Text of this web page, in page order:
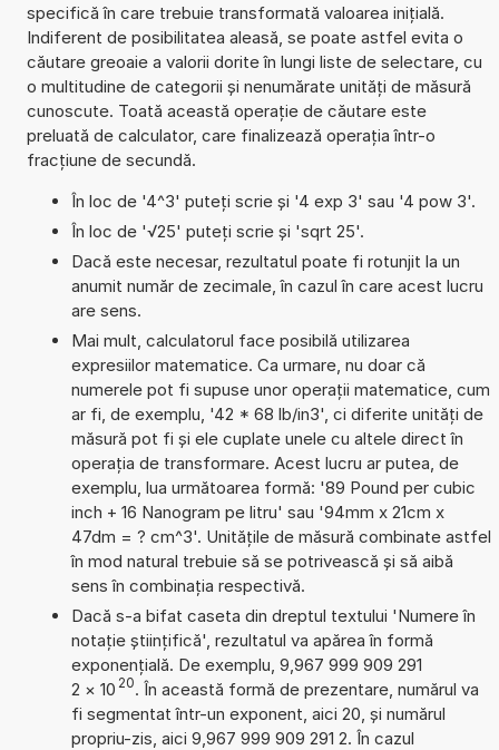
specifică în care trebuie transformată valoarea inițială.
Indiferent de posibilitatea aleasă, se poate astfel evita o
căutare greoaie a valorii dorite în lungi liste de selectare, cu
o multitudine de categorii și nenumărate unități de măsură
cunoscute. Toată această operație de căutare este
preluată de calculator, care finalizează operația într-o
fracțiune de secundă.
În loc de '4^3' puteți scrie și '4 exp 3' sau '4 pow 3'.
În loc de '√25' puteți scrie și 'sqrt 25'.
Dacă este necesar, rezultatul poate fi rotunjit la un
anumit număr de zecimale, în cazul în care acest lucru
are sens.
Mai mult, calculatorul face posibilă utilizarea
expresiilor matematice. Ca urmare, nu doar că
numerele pot fi supuse unor operații matematice, cum
ar fi, de exemplu, '42 * 68 lb/in3', ci diferite unități de
măsură pot fi și ele cuplate unele cu altele direct în
operația de transformare. Acest lucru ar putea, de
exemplu, lua următoarea formă: '89 Pound per cubic
inch + 16 Nanogram pe litru' sau '94mm x 21cm x
47dm = ? cm^3'. Unitățile de măsură combinate astfel
în mod natural trebuie să se potrivească și să aibă
sens în combinația respectivă.
Dacă s-a bifat caseta din dreptul textului 'Numere în
notație științifică', rezultatul va apărea în formă
exponențială. De exemplu, 9,967 999 909 291
2 × 10 20. În această formă de prezentare, numărul va
fi segmentat într-un exponent, aici 20, și numărul
propriu-zis, aici 9,967 999 909 291 2. În cazul